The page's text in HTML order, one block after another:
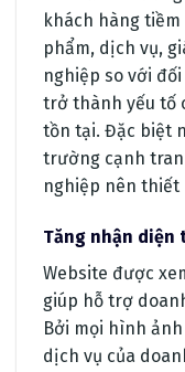
khách hàng
phẩm, dịch vụ,
nghiệp so với
trở thành yếu tố
tồn tại. Đặc biệt
trường cạnh
nghiệp nên thiết
Tăng nhận diện
Website được
giúp hỗ trợ
Bởi mọi hình
dịch vụ của